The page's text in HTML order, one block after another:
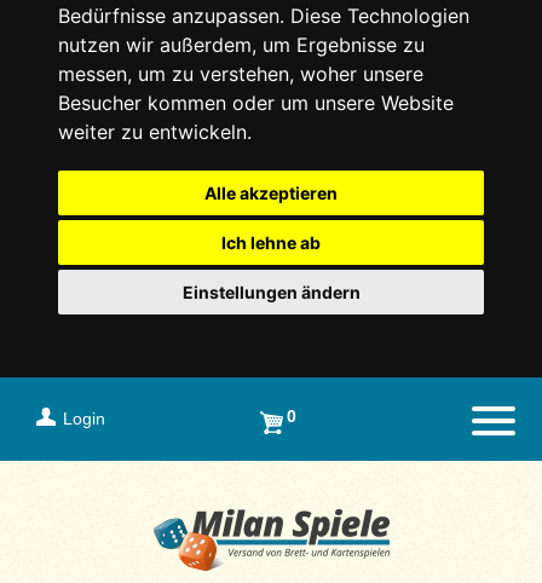
Bedürfnisse anzupassen. Diese Technologien
nutzen wir außerdem, um Ergebnisse zu
messen, um zu verstehen, woher unsere
Besucher kommen oder um unsere Website
weiter zu entwickeln.
Alle akzeptieren
Ich lehne ab
Einstellungen ändern
Login 0